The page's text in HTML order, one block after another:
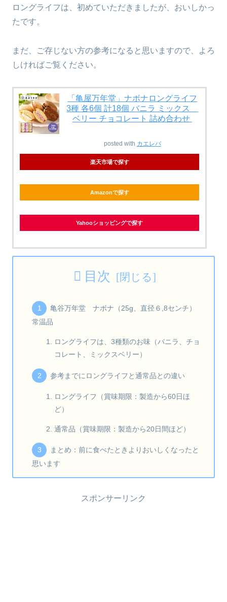
ロングライフは、初めていただきましたが、おいしかっ
たです。
まだ、ご存じない方の参考になると思いますので、よろ
しければご覧ください。
「亀屋万年堂」ナボナロングライフ
3種 各6個 計18個 バニラ ミックス
ベリー チョコレート 詰め合わせ
posted with カエレバ
楽天市場で探す
Amazonで探す
Yahooショッピングで探す
目次
亀谷万年堂 ナボナ（25g、直径６,8センチ）
常温品
ロングライフは、3種類のお味（バニラ、チョ
コレート、ミックスベリー）
参考までにロングライフと通常品との違い
ロングライフ（賞味期限：製造から60日ほ
ど）
通常品（賞味期限：製造から20日間ほど）
まとめ：前に食べたときよりおいしくなったと
思います
スポンサーリンク